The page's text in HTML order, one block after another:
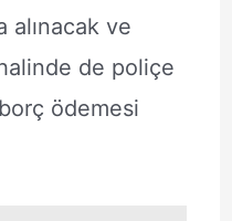
alınacak ve
de poliçe
ödemesi